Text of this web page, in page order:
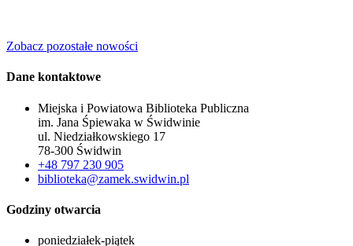
Zobacz pozostałe nowości
Dane kontaktowe
Miejska i Powiatowa Biblioteka Publiczna
im. Jana Śpiewaka w Świdwinie
ul. Niedziałkowskiego 17
78-300 Świdwin
+48 797 230 905
biblioteka@zamek.swidwin.pl
Godziny otwarcia
poniedziałek-piątek